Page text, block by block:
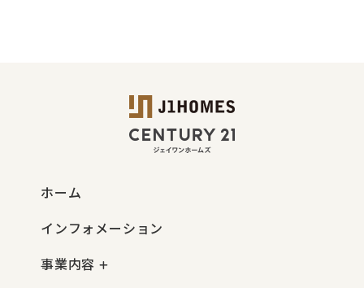
ホーム
インフォメーション
事業内容